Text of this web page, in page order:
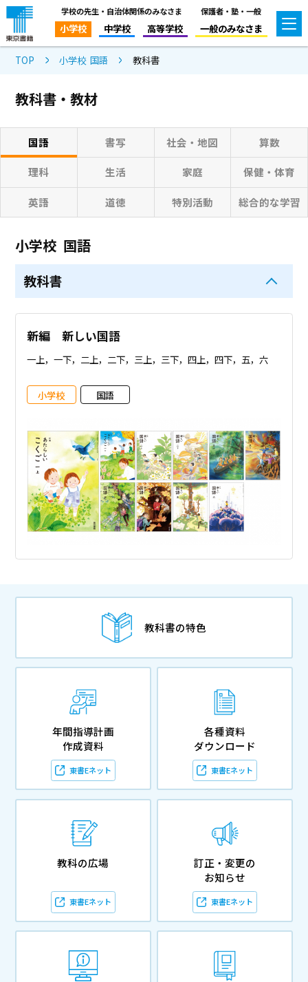
学校の先生・自治体関係のみなさま
小学校 中学校 高等学校
保護者・塾・一般
一般のみなさま
TOP 小学校 国語 教科書
教科書・教材
国語 書写 社会・地図 算数
理科 生活 家庭 保健・体育
英語 道徳 特別活動 総合的な学習
小学校 国語
教科書
新編 新しい国語
一上，一下，二上，二下，三上，三下，四上，四下，五，六
小学校 国語
教科書の特色
年間指導計画
作成資料
東書Eネット
各種資料
ダウンロード
東書Eネット
教科の広場
東書Eネット
訂正・変更の
お知らせ
東書Eネット